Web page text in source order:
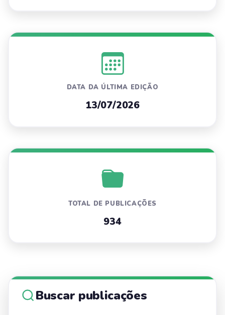
DATA DA ÚLTIMA EDIÇÃO
13/07/2026
TOTAL DE PUBLICAÇÕES
934
Buscar publicações